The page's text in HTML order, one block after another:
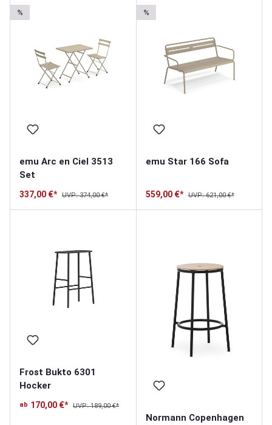
%
emu Arc en Ciel 3513
Set
337,00 €* UVP: 374,00 €*
%
emu Star 166 Sofa
559,00 €* UVP: 621,00 €*
Frost Bukto 6301
Hocker
ab 170,00 €* UVP: 189,00 €*
Normann Copenhagen